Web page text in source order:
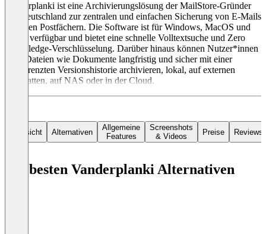
Vanderplanki ist eine Archivierungslösung der MailStore-Gründer
aus Deutschland zur zentralen und einfachen Sicherung von E-Mails
aus allen Postfächern. Die Software ist für Windows, MacOS und
Linux verfügbar und bietet eine schnelle Volltextsuche und Zero
Knowledge-Verschlüsselung. Darüber hinaus können Nutzer*innen
auch Dateien wie Dokumente langfristig und sicher mit einer
unbegrenzten Versionshistorie archivieren, lokal, auf externen
Festplatten, auf NAS oder in der Cloud.
Übersicht Alternativen
Allgemeine
Features
Screenshots
& Videos
Preise Reviews
Die besten Vanderplanki Alternativen